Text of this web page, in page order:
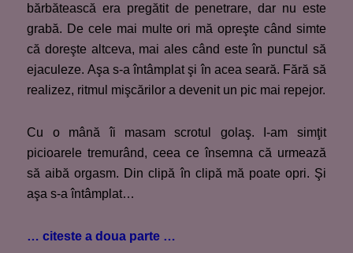
bărbătească era pregătit de penetrare, dar nu este
grabă. De cele mai multe ori mă opreşte când simte
că doreşte altceva, mai ales când este în punctul să
ejaculeze. Aşa s-a întâmplat şi în acea seară. Fără să
realizez, ritmul mişcărilor a devenit un pic mai repejor.
Cu o mână îi masam scrotul golaş. I-am simţit
picioarele tremurând, ceea ce însemna că urmează
să aibă orgasm. Din clipă în clipă mă poate opri. Şi
aşa s-a întâmplat…
… citeste a doua parte …